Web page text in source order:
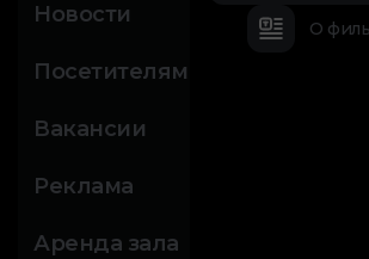
Новости
Посетителям
Вакансии
Реклама
Аренда зала
О